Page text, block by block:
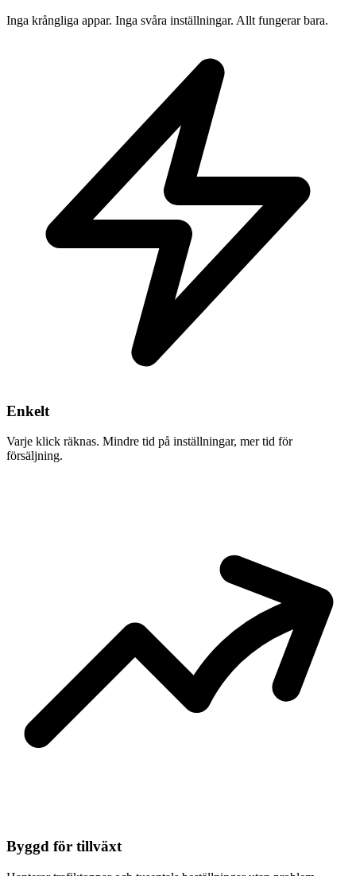
Inga krångliga appar. Inga svåra inställningar. Allt fungerar bara.
Enkelt
Varje klick räknas. Mindre tid på inställningar, mer tid för
försäljning.
Byggd för tillväxt